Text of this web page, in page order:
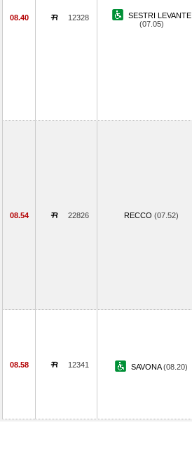
08.40 12328
SESTRI LEVANTE
(07.05)
08.54 22826 RECCO (07.52)
08.58 12341 SAVONA(08.20)